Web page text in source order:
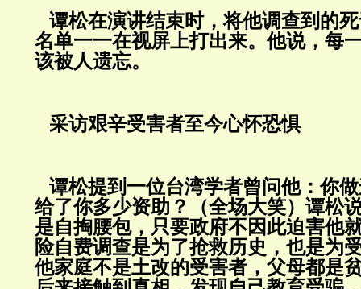
谭松在演讲结束时，将他调查到的
名单一一在视屏上打出来。他说，每
该被人遗忘。
采访艰辛受害者至今心怀恐惧
谭松提到一位台湾学者曾问他：你
给了你多少资助？（全场大笑）谭松
是自掏腰包，只要政府不因此迫害他
险自费调查是为了抢救历史，也是为
他家庭不是土改的受害者，父母都是